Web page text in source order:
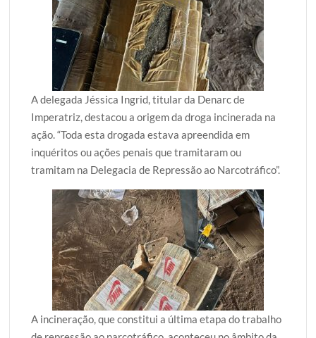
A delegada Jéssica Ingrid, titular da Denarc de
Imperatriz, destacou a origem da droga incinerada na
ação. “Toda esta drogada estava apreendida em
inquéritos ou ações penais que tramitaram ou
tramitam na Delegacia de Repressão ao Narcotráfico”.
A incineração, que constitui a última etapa do trabalho